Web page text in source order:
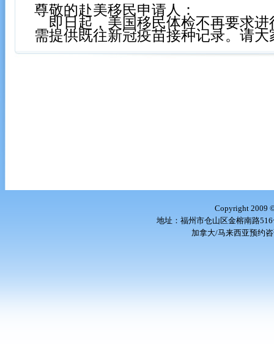
尊敬的赴美移民申请人：
即日起，美国移民体检不再要求进
需提供既往新冠疫苗接种记录。请
Copyright 2009
地址：福州市仓山区金榕南路
加拿大/马来西亚预约